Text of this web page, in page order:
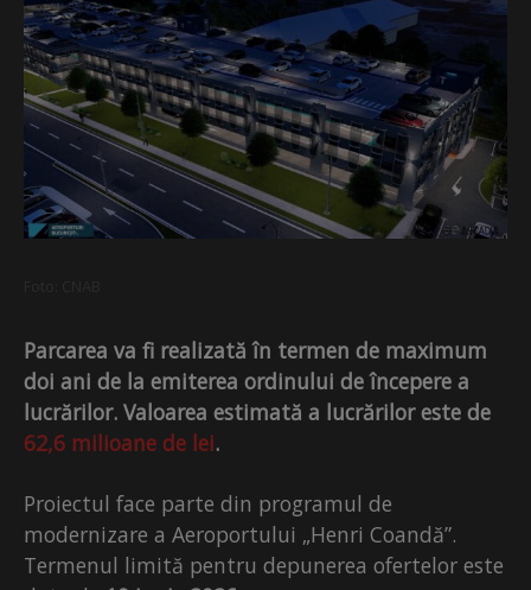
Parcarea va fi realizată în termen de maximum
doi ani de la emiterea ordinului de începere a
lucrărilor. Valoarea estimată a lucrărilor este de
62,6 milioane de lei.
Proiectul face parte din programul de
modernizare a Aeroportului „Henri Coandă”.
Termenul limită pentru depunerea ofertelor este